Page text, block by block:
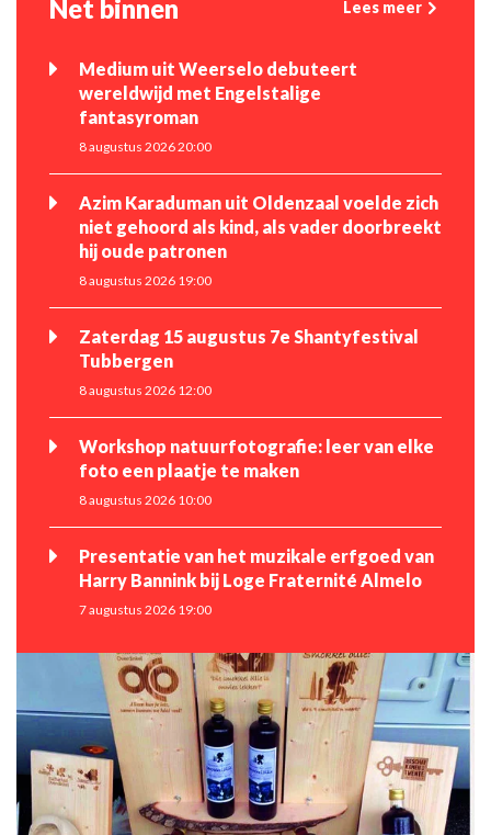
Net binnen Lees meer
Medium uit Weerselo debuteert
wereldwijd met Engelstalige
fantasyroman
8 augustus 2026 20:00
Azim Karaduman uit Oldenzaal voelde zich
niet gehoord als kind, als vader doorbreekt
hij oude patronen
8 augustus 2026 19:00
Zaterdag 15 augustus 7e Shantyfestival
Tubbergen
8 augustus 2026 12:00
Workshop natuurfotografie: leer van elke
foto een plaatje te maken
8 augustus 2026 10:00
Presentatie van het muzikale erfgoed van
Harry Bannink bij Loge Fraternité Almelo
7 augustus 2026 19:00